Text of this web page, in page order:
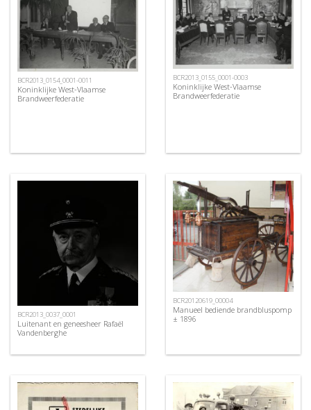
BCR2013_0154_0001-0011
Koninklijke West-Vlaamse
Brandweerfederatie
BCR2013_0155_0001-0003
Koninklijke West-Vlaamse
Brandweerfederatie
BCR2013_0037_0001
Luitenant en geneesheer Rafaël
Vandenberghe
BCR20120619_00004
Manueel bediende brandbluspomp
± 1896